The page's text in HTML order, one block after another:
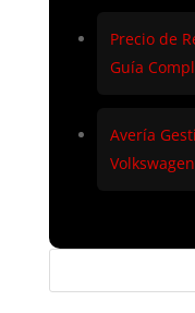
Precio de
Guía
Avería